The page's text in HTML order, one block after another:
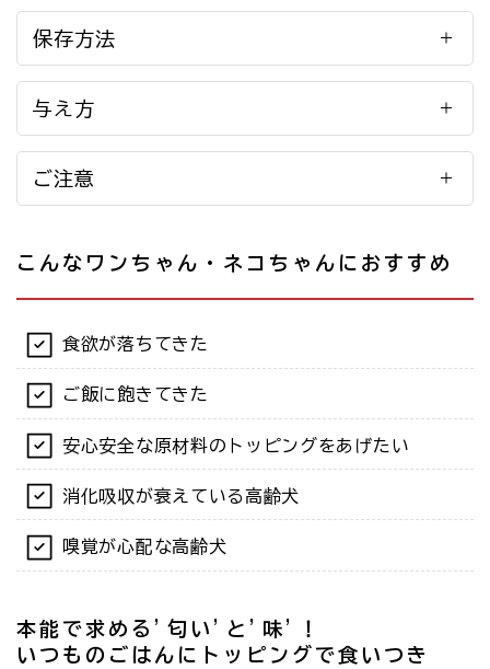
保存方法
与え方
ご注意
こんなワンちゃん・ネコちゃんにおすすめ
食欲が落ちてきた
ご飯に飽きてきた
安心安全な原材料のトッピングをあげたい
消化吸収が衰えている高齢犬
嗅覚が心配な高齢犬
本能で求める'匂い'と'味'！
いつものごはんにトッピングで食いつき